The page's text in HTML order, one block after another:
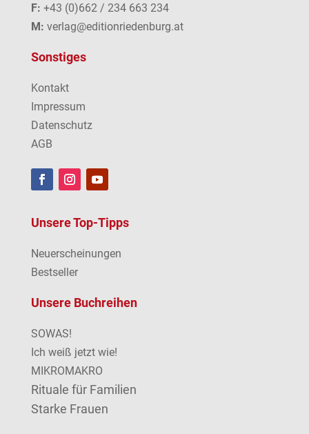
F: +43 (0)662 / 234 663 234
M: verlag@editionriedenburg.at
Sonstiges
Kontakt
Impressum
Datenschutz
AGB
Unsere Top-Tipps
Neuerscheinungen
Bestseller
Unsere Buchreihen
SOWAS!
Ich weiß jetzt wie!
MIKROMAKRO
Rituale für Familien
Starke Frauen